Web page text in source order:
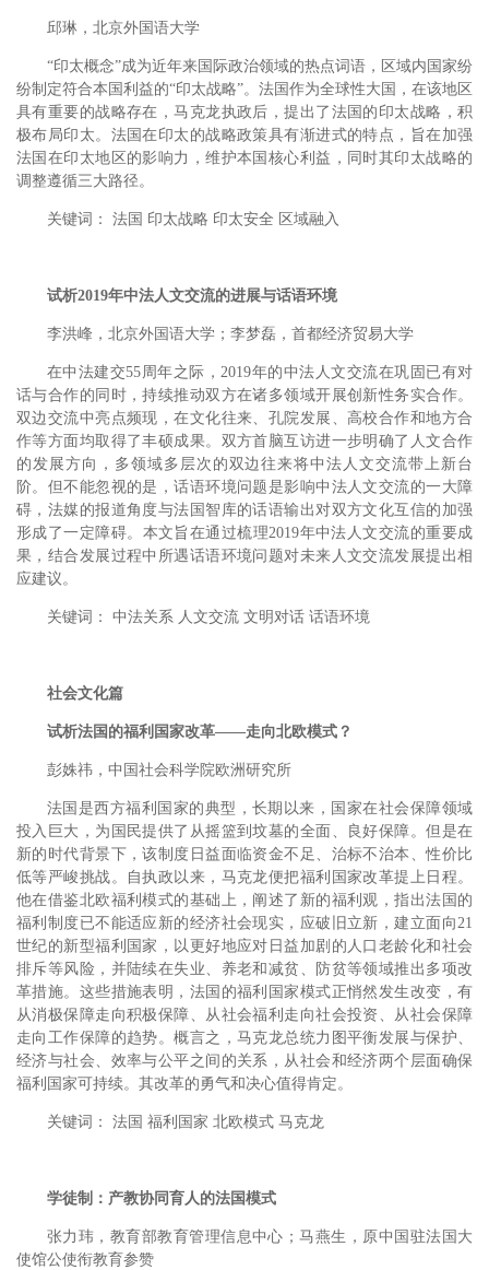
邱琳，北京外国语大学
“印太概念”成为近年来国际政治领域的热点词语，区域内国家纷
纷制定符合本国利益的“印太战略”。法国作为全球性大国，在该地区
具有重要的战略存在，马克龙执政后，提出了法国的印太战略，积
极布局印太。法国在印太的战略政策具有渐进式的特点，旨在加强
法国在印太地区的影响力，维护本国核心利益，同时其印太战略的
调整遵循三大路径。
关键词： 法国 印太战略 印太安全 区域融入
试析2019年中法人文交流的进展与话语环境
李洪峰，北京外国语大学；李梦磊，首都经济贸易大学
在中法建交55周年之际，2019年的中法人文交流在巩固已有对
话与合作的同时，持续推动双方在诸多领域开展创新性务实合作。
双边交流中亮点频现，在文化往来、孔院发展、高校合作和地方合
作等方面均取得了丰硕成果。双方首脑互访进一步明确了人文合作
的发展方向，多领域多层次的双边往来将中法人文交流带上新台
阶。但不能忽视的是，话语环境问题是影响中法人文交流的一大障
碍，法媒的报道角度与法国智库的话语输出对双方文化互信的加强
形成了一定障碍。本文旨在通过梳理2019年中法人文交流的重要成
果，结合发展过程中所遇话语环境问题对未来人文交流发展提出相
应建议。
关键词： 中法关系 人文交流 文明对话 话语环境
社会文化篇
试析法国的福利国家改革——走向北欧模式？
彭姝祎，中国社会科学院欧洲研究所
法国是西方福利国家的典型，长期以来，国家在社会保障领域
投入巨大，为国民提供了从摇篮到坟墓的全面、良好保障。但是在
新的时代背景下，该制度日益面临资金不足、治标不治本、性价比
低等严峻挑战。自执政以来，马克龙便把福利国家改革提上日程。
他在借鉴北欧福利模式的基础上，阐述了新的福利观，指出法国的
福利制度已不能适应新的经济社会现实，应破旧立新，建立面向21
世纪的新型福利国家，以更好地应对日益加剧的人口老龄化和社会
排斥等风险，并陆续在失业、养老和减贫、防贫等领域推出多项改
革措施。这些措施表明，法国的福利国家模式正悄然发生改变，有
从消极保障走向积极保障、从社会福利走向社会投资、从社会保障
走向工作保障的趋势。概言之，马克龙总统力图平衡发展与保护、
经济与社会、效率与公平之间的关系，从社会和经济两个层面确保
福利国家可持续。其改革的勇气和决心值得肯定。
关键词： 法国 福利国家 北欧模式 马克龙
学徒制：产教协同育人的法国模式
张力玮，教育部教育管理信息中心；马燕生，原中国驻法国大
使馆公使衔教育参赞